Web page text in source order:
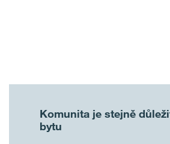
Komunita je stejně
bytu